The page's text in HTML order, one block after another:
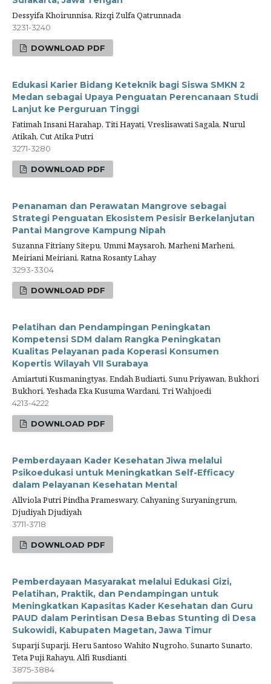
Dessyifa Khoirunnisa, Rizqi Zulfa Qatrunnada
3231-3240
DOWNLOAD PDF
Edukasi Karier Bidang Keteknik bagi Siswa SMKN 2
Medan sebagai Upaya Penguatan Perencanaan Studi
Lanjut ke Perguruan Tinggi
Fatimah Insani Harahap, Titi Hayati, Vreslisawati Sagala, Nurul
Atikah, Cut Atika Putri
3271-3280
DOWNLOAD PDF
Penanaman dan Perawatan Mangrove sebagai
Strategi Penguatan Ekosistem Pesisir Berkelanjutan
Pantai Mangrove Kampung Nipah
Suzanna Fitriany Sitepu, Ummi Maysaroh, Marheni Marheni,
Meiriani Meiriani, Ratna Rosanty Lahay
3293-3304
DOWNLOAD PDF
Pelatihan dan Pendampingan Peningkatan
Kompetensi SDM dalam Rangka Peningkatan
Kualitas Pelayanan pada Koperasi Konsumen
Kopertis Wilayah VII Surabaya
Amiartuti Kusmaningtyas, Endah Budiarti, Sunu Priyawan, Bukhori
Bukhori, Yeshada Eka Kusuma Wardani, Tri Wahjoedi
4213-4222
DOWNLOAD PDF
Pemberdayaan Kader Kesehatan Jiwa melalui
Psikoedukasi untuk Meningkatkan Self-Efficacy
dalam Pelayanan Kesehatan Mental
Allviola Putri Pindha Prameswary, Cahyaning Suryaningrum,
Djudiyah Djudiyah
3711-3718
DOWNLOAD PDF
Pemberdayaan Masyarakat melalui Edukasi Gizi,
Pelatihan, Praktik, dan Pendampingan untuk
Meningkatkan Kapasitas Kader Kesehatan dan Guru
PAUD dalam Perintisan Desa Bebas Stunting di Desa
Sukowidi, Kabupaten Magetan, Jawa Timur
Suparji Suparji, Heru Santoso Wahito Nugroho, Sunarto Sunarto,
Teta Puji Rahayu, Alfi Rusdianti
3875-3884